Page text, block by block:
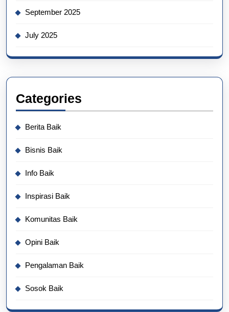
September 2025
July 2025
Categories
Berita Baik
Bisnis Baik
Info Baik
Inspirasi Baik
Komunitas Baik
Opini Baik
Pengalaman Baik
Sosok Baik